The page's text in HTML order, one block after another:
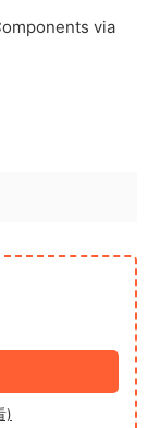
via
)